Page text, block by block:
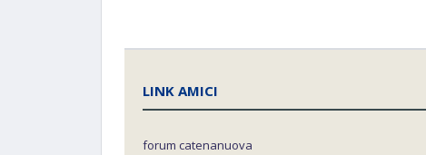
LINK AMICI
forum catenanuova